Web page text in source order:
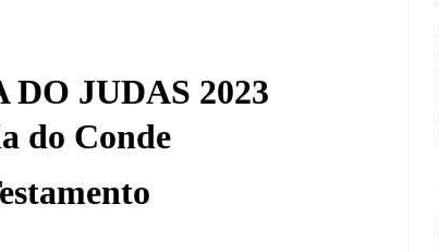
JUDAS 2023
do Conde